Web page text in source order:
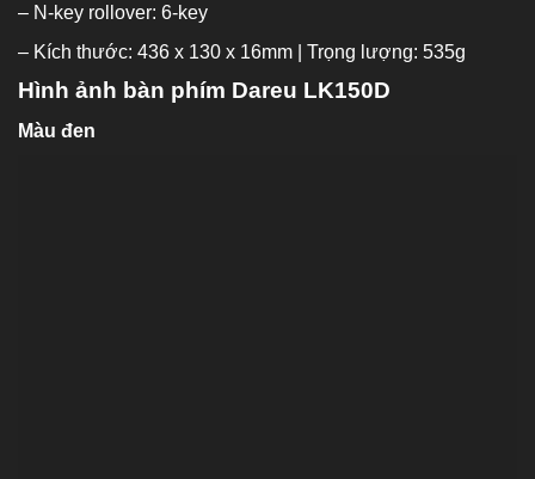
– N-key rollover: 6-key
– Kích thước: 436 x 130 x 16mm | Trọng lượng: 535g
Hình ảnh bàn phím Dareu LK150D
Màu đen